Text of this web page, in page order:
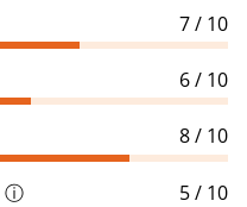
7 / 10
6 / 10
8 / 10
ⓘ 5 / 10